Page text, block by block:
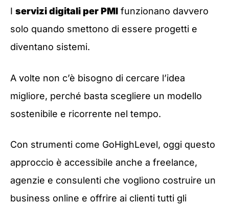
I servizi digitali per PMI funzionano davvero
solo quando smettono di essere progetti e
diventano sistemi.
A volte non c’è bisogno di cercare l’idea
migliore, perché basta scegliere un modello
sostenibile e ricorrente nel tempo.
Con strumenti come GoHighLevel, oggi questo
approccio è accessibile anche a freelance,
agenzie e consulenti che vogliono costruire un
business online e offrire ai clienti tutti gli